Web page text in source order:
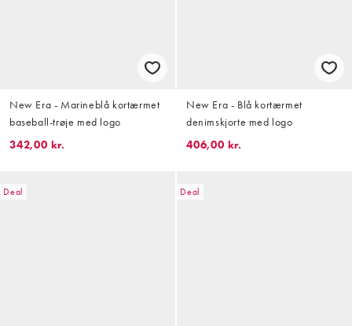
New Era - Marineblå kortærmet
baseball-trøje med logo
342,00 kr.
New Era - Blå kortærmet
denimskjorte med logo
406,00 kr.
Deal Deal